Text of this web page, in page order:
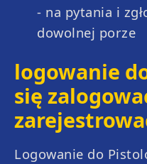
- na pytania i
dowolnej porze
logowanie
się
Logowanie do